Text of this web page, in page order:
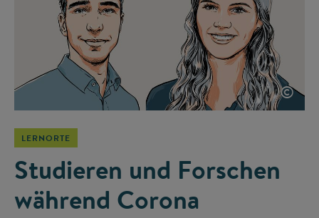
©
LERNORTE
Studieren und Forschen
während Corona